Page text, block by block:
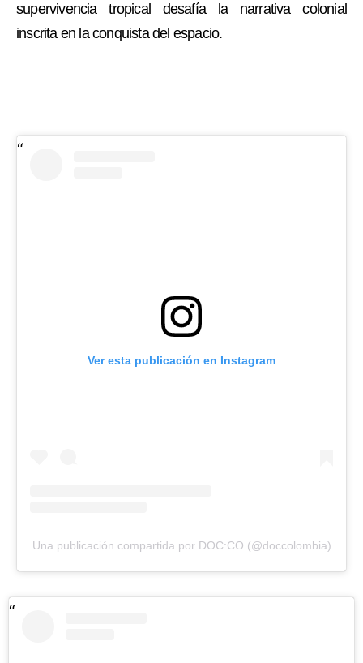
supervivencia tropical desafía la narrativa colonial
inscrita en la conquista del espacio.
Ver esta publicación en Instagram
Una publicación compartida por DOC:CO (@doccolombia)